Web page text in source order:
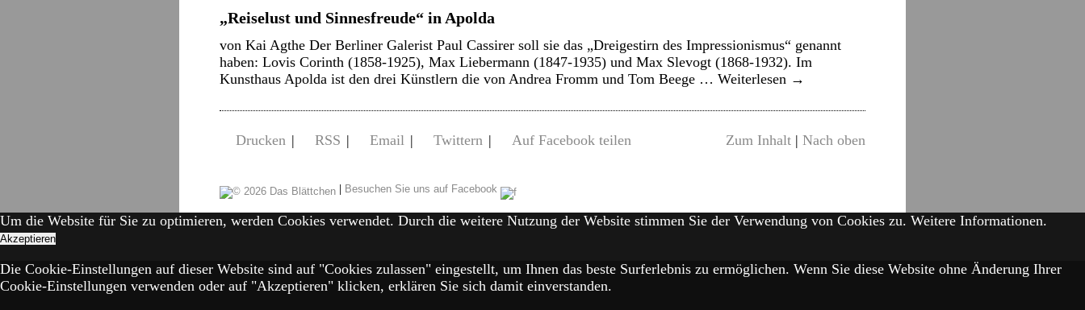
„Reiselust und Sinnesfreude“ in Apolda
von Kai Agthe Der Berliner Galerist Paul Cassirer soll sie das „Dreigestirn des Impressionismus“ genannt
haben: Lovis Corinth (1858-1925), Max Liebermann (1847-1935) und Max Slevogt (1868-1932). Im
Kunsthaus Apolda ist den drei Künstlern die von Andrea Fromm und Tom Beege … Weiterlesen →
Drucken | RSS | Email | Twittern | Auf Facebook teilen Zum Inhalt | Nach oben
| Besuchen Sie uns auf Facebook
Um die Website für Sie zu optimieren, werden Cookies verwendet. Durch die weitere Nutzung der Website stimmen Sie der Verwendung von Cookies zu. Weitere Informationen.
Akzeptieren
Die Cookie-Einstellungen auf dieser Website sind auf "Cookies zulassen" eingestellt, um Ihnen das beste Surferlebnis zu ermöglichen. Wenn Sie diese Website ohne Änderung Ihrer
Cookie-Einstellungen verwenden oder auf "Akzeptieren" klicken, erklären Sie sich damit einverstanden.